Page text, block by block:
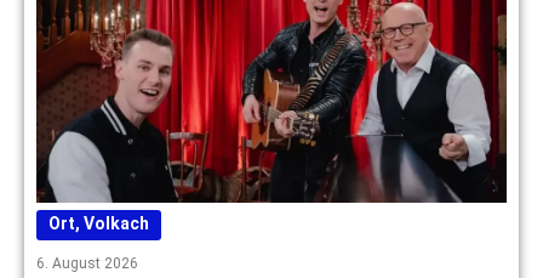
Ort, Volkach
6. August 2026